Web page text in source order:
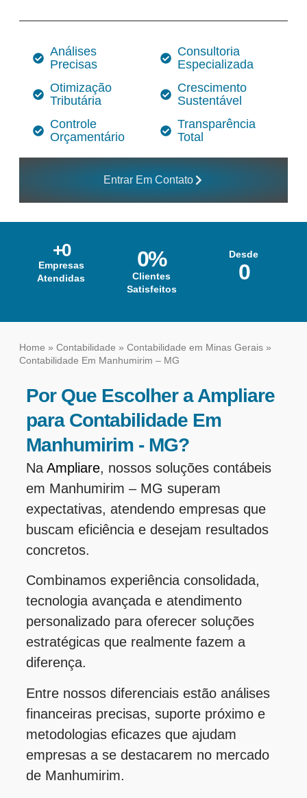
Análises
Precisas
Otimização
Tributária
Controle
Orçamentário
Consultoria
Especializada
Crescimento
Sustentável
Transparência
Total
Entrar Em Contato
+0
Empresas
Atendidas
0%
Clientes
Satisfeitos
Desde
0
Home » Contabilidade » Contabilidade em Minas Gerais »
Contabilidade Em Manhumirim – MG
Por Que Escolher a Ampliare
para Contabilidade Em
Manhumirim - MG?
Na Ampliare, nossos soluções contábeis
em Manhumirim – MG superam
expectativas, atendendo empresas que
buscam eficiência e desejam resultados
concretos.
Combinamos experiência consolidada,
tecnologia avançada e atendimento
personalizado para oferecer soluções
estratégicas que realmente fazem a
diferença.
Entre nossos diferenciais estão análises
financeiras precisas, suporte próximo e
metodologias eficazes que ajudam
empresas a se destacarem no mercado
de Manhumirim.